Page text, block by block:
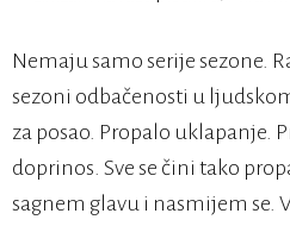
Nemaju samo serije sezone.
sezoni odbačenosti u
za posao. Propalo uklapanje.
doprinos. Sve se čini tako
sagnem glavu i nasmijem se.